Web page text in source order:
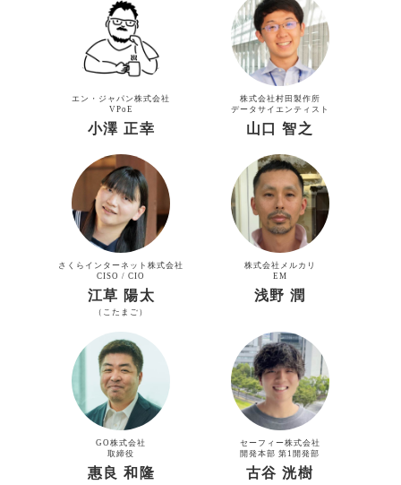
エン・ジャパン株式会社
VPoE
小澤 正幸
株式会社村田製作所
データサイエンティスト
山口 智之
さくらインターネット株式会社
CISO / CIO
江草 陽太
（こたまご）
株式会社メルカリ
EM
浅野 潤
GO株式会社
取締役
惠良 和隆
セーフィー株式会社
開発本部 第1開発部
古谷 洸樹